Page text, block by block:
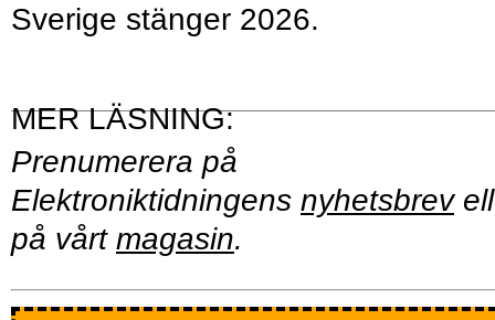
Sverige stänger 2026.
Prenumerera på
Elektroniktidningens nyhetsbrev
på vårt magasin.